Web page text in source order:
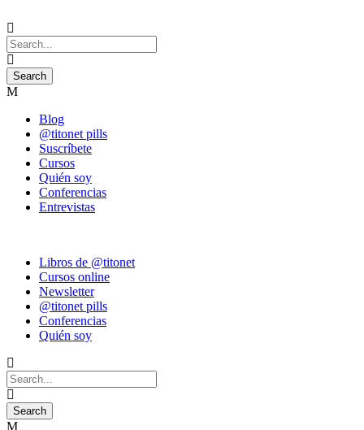
Blog
@titonet pills
Suscríbete
Cursos
Quién soy
Conferencias
Entrevistas
Libros de @titonet
Cursos online
Newsletter
@titonet pills
Conferencias
Quién soy